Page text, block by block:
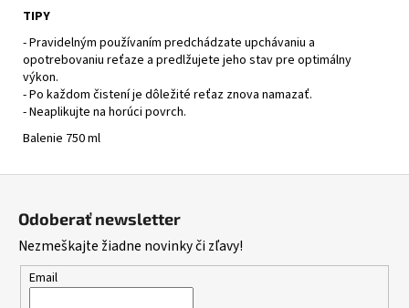
TIPY
- Pravidelným používaním predchádzate upchávaniu a
opotrebovaniu reťaze a predlžujete jeho stav pre optimálny
výkon.
- Po každom čistení je dôležité reťaz znova namazať.
- Neaplikujte na horúci povrch.
Balenie 750 ml
Odoberať newsletter
Nezmeškajte žiadne novinky či zľavy!
Email